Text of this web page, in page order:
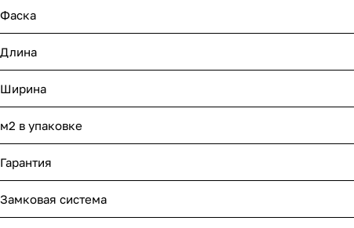
Фаска
Длина
Ширина
м2 в упаковке
Гарантия
Замковая система